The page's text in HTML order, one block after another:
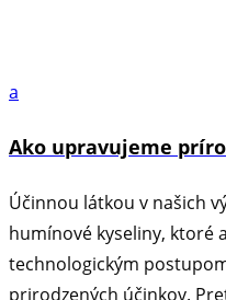
a
Ako upravujeme
Účinnou látkou v našich
humínové kyseliny, ktoré
technologickým
prirodzených účinkov.